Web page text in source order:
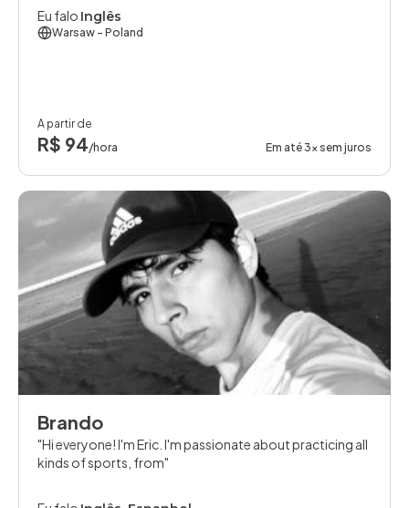
Eu falo Inglês
Warsaw - Poland
A partir de
R$ 94/hora Em até 3x sem juros
Brando
Hi everyone! I'm Eric. I'm passionate about practicing all
kinds of sports, from